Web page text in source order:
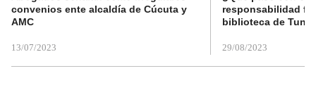
convenios ente alcaldía de Cúcuta y
AMC
13/07/2023
responsabilidad
biblioteca de
29/08/2023